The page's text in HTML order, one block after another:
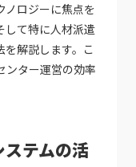
ノロジーに焦点を
して特に人材派遣
解説します。こ
ンター運営の効率
テムの活